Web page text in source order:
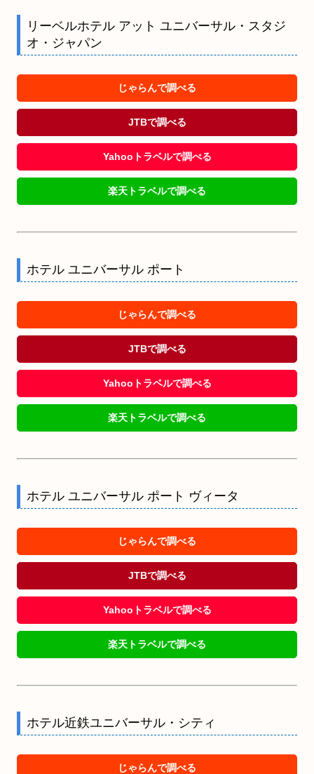
リーベルホテル アット ユニバーサル・スタジ
オ・ジャパン
じゃらんで調べる
JTBで調べる
Yahooトラベルで調べる
楽天トラベルで調べる
ホテル ユニバーサル ポート
じゃらんで調べる
JTBで調べる
Yahooトラベルで調べる
楽天トラベルで調べる
ホテル ユニバーサル ポート ヴィータ
じゃらんで調べる
JTBで調べる
Yahooトラベルで調べる
楽天トラベルで調べる
ホテル近鉄ユニバーサル・シティ
じゃらんで調べる